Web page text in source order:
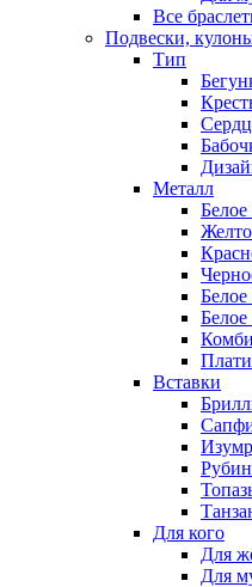
Все
Подвески,
Тип
Металл
Белое
Вставки
Для кого
Для
Для